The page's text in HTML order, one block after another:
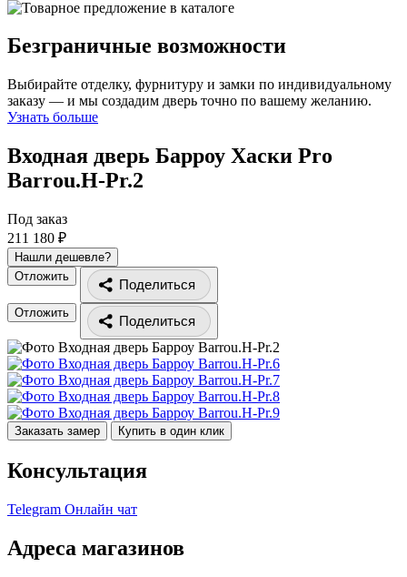
Безграничные возможности
Выбирайте отделку, фурнитуру и замки по индивидуальному
заказу — и мы создадим дверь точно по вашему желанию.
Узнать больше
Входная дверь Барроу Хаски Pro
Barrou.H-Pr.2
Под заказ
211 180 ₽
Нашли дешевле?
Отложить
Поделиться
Отложить
Поделиться
Заказать замер Купить в один клик
Консультация
Telegram Онлайн чат
Адреса магазинов